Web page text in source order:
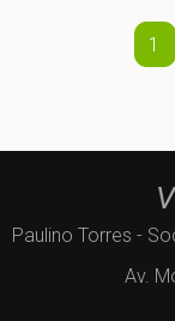
1
Paulino Torres -
Av.